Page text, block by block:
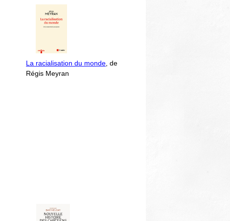
La racialisation du monde , de
Régis Meyran